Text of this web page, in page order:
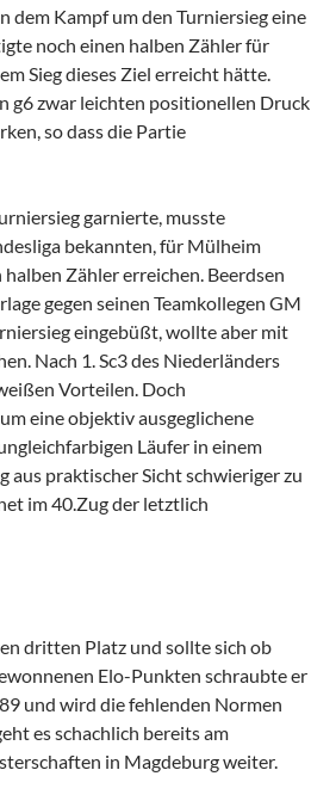
dem Kampf um den Turniersieg eine
noch einen halben Zähler für
Sieg dieses Ziel erreicht hätte.
g6 zwar leichten positionellen Druck
so dass die Partie
garnierte, musste
bekannten, für Mülheim
Zähler erreichen. Beerdsen
gegen seinen Teamkollegen GM
eingebüßt, wollte aber mit
Nach 1. Sc3 des Niederländers
Vorteilen. Doch
eine objektiv ausgeglichene
Läufer in einem
aus praktischer Sicht schwieriger zu
im 40.Zug der letztlich
dritten Platz und sollte sich ob
Elo-Punkten schraubte er
und wird die fehlenden Normen
es schachlich bereits am
in Magdeburg weiter.